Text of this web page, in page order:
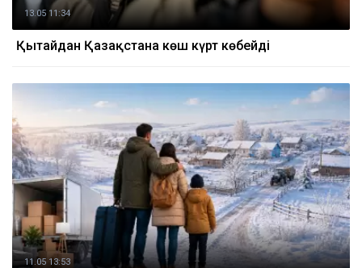
13.05 11:34
Қытайдан Қазақстанға көш күрт көбейді
11.05 13:53